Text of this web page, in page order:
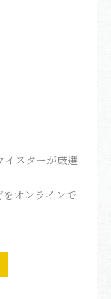
イスターが厳選
オンラインで